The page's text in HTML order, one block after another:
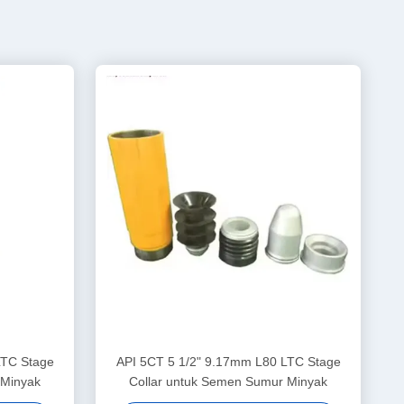
Stage
API 5CT 5 1/2" 9.17mm L80 LTC Stage
Collar untuk Semen Sumur Minyak